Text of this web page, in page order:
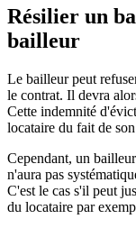
Résilier un
bailleur
Le bailleur peut
le contrat. Il devra
Cette indemnité
locataire du fait de
Cependant, un
n'aura pas
C'est le cas s'il peut
du locataire par